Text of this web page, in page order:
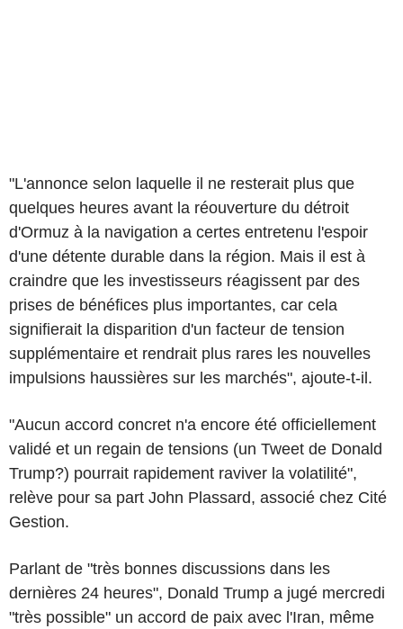
"L'annonce selon laquelle il ne resterait plus que
quelques heures avant la réouverture du détroit
d'Ormuz à la navigation a certes entretenu l'espoir
d'une détente durable dans la région. Mais il est à
craindre que les investisseurs réagissent par des
prises de bénéfices plus importantes, car cela
signifierait la disparition d'un facteur de tension
supplémentaire et rendrait plus rares les nouvelles
impulsions haussières sur les marchés", ajoute-t-il.
"Aucun accord concret n'a encore été officiellement
validé et un regain de tensions (un Tweet de Donald
Trump?) pourrait rapidement raviver la volatilité",
relève pour sa part John Plassard, associé chez Cité
Gestion.
Parlant de "très bonnes discussions dans les
dernières 24 heures", Donald Trump a jugé mercredi
"très possible" un accord de paix avec l'Iran, même